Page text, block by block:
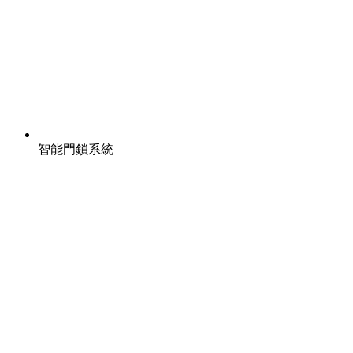
智能門鎖系統